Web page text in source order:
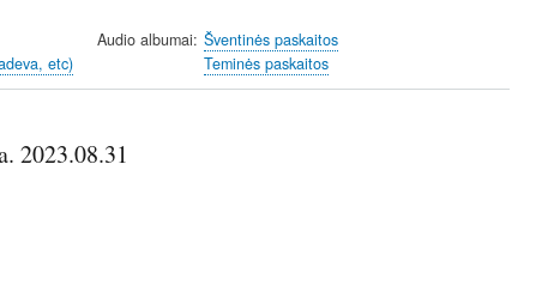
etc)
Audio albumai Šventinės paskaitos
Teminės paskaitos
2023.08.31